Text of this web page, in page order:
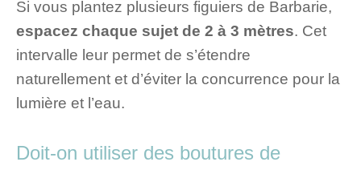
Si vous plantez plusieurs figuiers de Barbarie,
espacez chaque sujet de 2 à 3 mètres. Cet
intervalle leur permet de s’étendre
naturellement et d’éviter la concurrence pour la
lumière et l’eau.
Doit-on utiliser des boutures de